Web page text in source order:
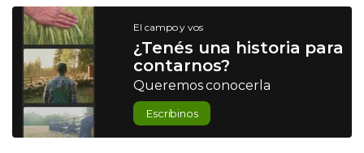
El campo y vos
¿Tenés una historia para
contarnos?
Queremos conocerla
Escribinos